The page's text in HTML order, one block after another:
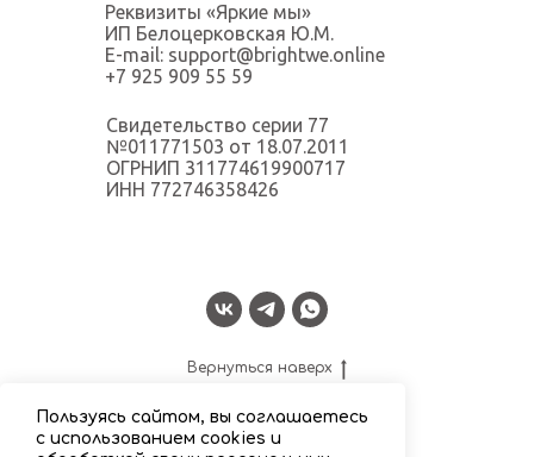
Реквизиты «Яркие мы»
ИП Белоцерковская Ю.М.
E-mail: support@brightwe.online
+7 925 909 55 59
Свидетельство серии 77
№011771503 от 18.07.2011
ОГРНИП 311774619900717
ИНН 772746358426
Вернуться наверх
Пользуясь сайтом, вы соглашаетесь
с использованием cookies и